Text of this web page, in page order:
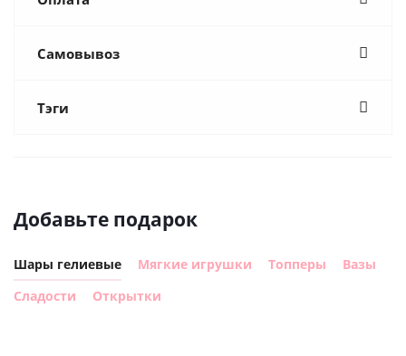
Самовывоз
Тэги
Добавьте подарок
Шары гелиевые Мягкие игрушки Топперы
Вазы
Сладости
Открытки